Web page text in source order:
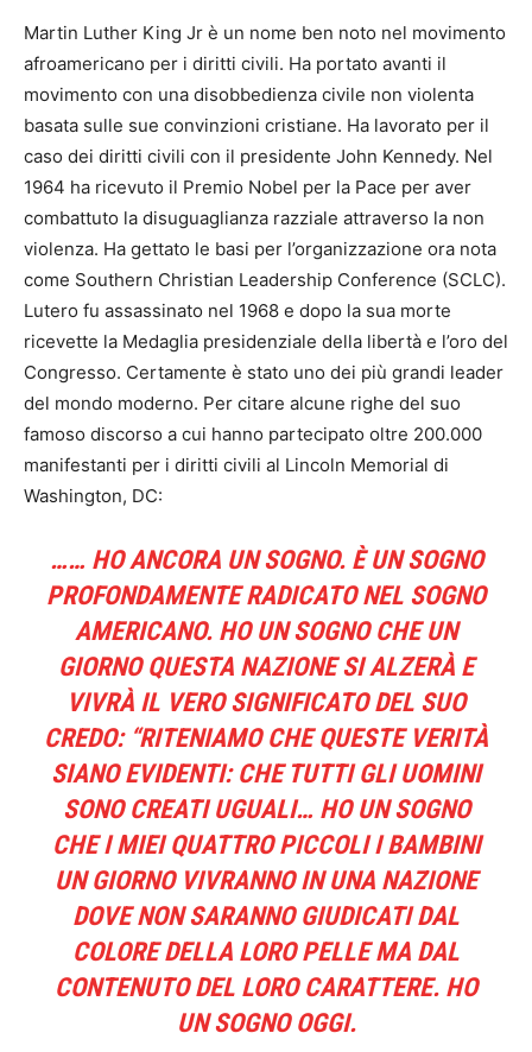
Martin Luther King Jr è un nome ben noto nel movimento
afroamericano per i diritti civili. Ha portato avanti il ​​
movimento con una disobbedienza civile non violenta
basata sulle sue convinzioni cristiane. Ha lavorato per il
caso dei diritti civili con il presidente John Kennedy. Nel
1964 ha ricevuto il Premio Nobel per la Pace per aver
combattuto la disuguaglianza razziale attraverso la non
violenza. Ha gettato le basi per l’organizzazione ora nota
come Southern Christian Leadership Conference (SCLC).
Lutero fu assassinato nel 1968 e dopo la sua morte
ricevette la Medaglia presidenziale della libertà e l’oro del
Congresso. Certamente è stato uno dei più grandi leader
del mondo moderno. Per citare alcune righe del suo
famoso discorso a cui hanno partecipato oltre 200.000
manifestanti per i diritti civili al Lincoln Memorial di
Washington, DC:
…… HO ANCORA UN SOGNO. È UN SOGNO
PROFONDAMENTE RADICATO NEL SOGNO
AMERICANO. HO UN SOGNO CHE UN
GIORNO QUESTA NAZIONE SI ALZERÀ E
VIVRÀ IL VERO SIGNIFICATO DEL SUO
CREDO: “RITENIAMO CHE QUESTE VERITÀ
SIANO EVIDENTI: CHE TUTTI GLI UOMINI
SONO CREATI UGUALI… HO UN SOGNO
CHE I MIEI QUATTRO PICCOLI I BAMBINI
UN GIORNO VIVRANNO IN UNA NAZIONE
DOVE NON SARANNO GIUDICATI DAL
COLORE DELLA LORO PELLE MA DAL
CONTENUTO DEL LORO CARATTERE. HO
UN SOGNO OGGI.